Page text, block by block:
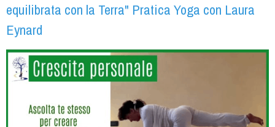
equilibrata con la Terra" Pratica Yoga con Laura
Eynard